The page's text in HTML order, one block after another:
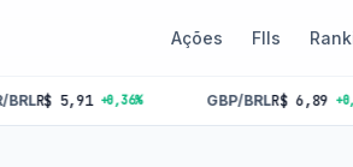
Ações FIIs
+0,36% GBP/BRL R$ 6,89 +0,26%